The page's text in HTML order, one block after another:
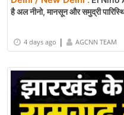
है अल नीनो, मानसून और समुद्री
4 days ago | AGCNN TEAM